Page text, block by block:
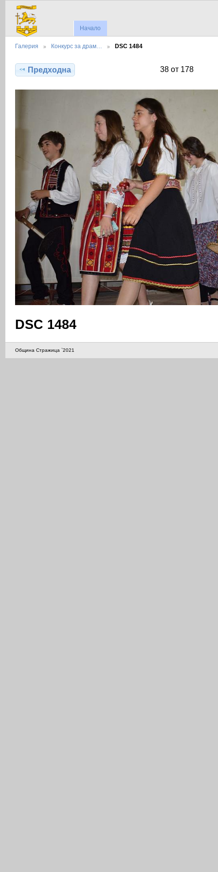
Начало
Галерия Конкурс за драм… DSC 1484
Предходна 38 от 178
DSC 1484
Община Стражица `2021